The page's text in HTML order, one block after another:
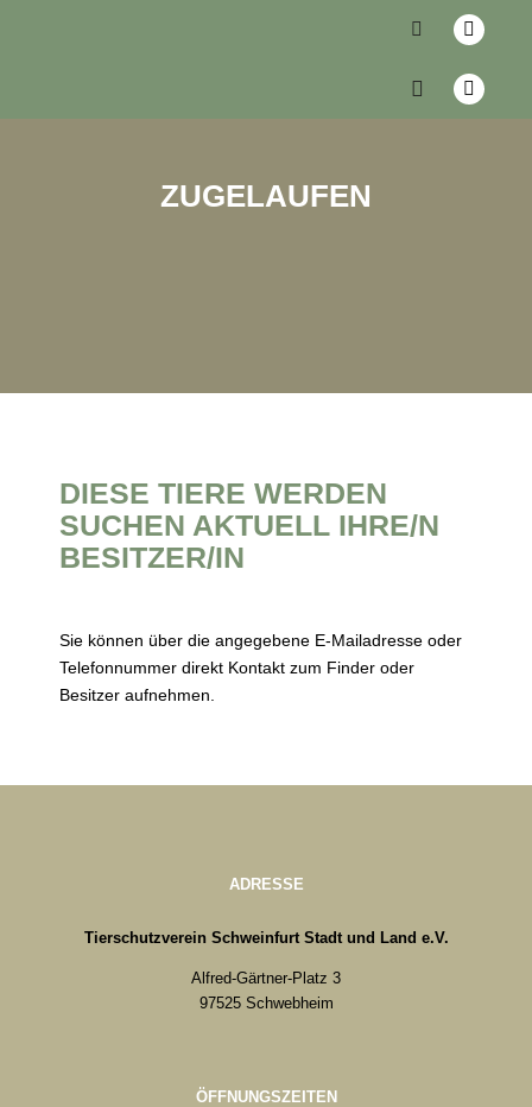
ZUGELAUFEN
DIESE TIERE WERDEN
SUCHEN AKTUELL IHRE/N
BESITZER/IN
Sie können über die angegebene E-Mailadresse oder
Telefonnummer direkt Kontakt zum Finder oder
Besitzer aufnehmen.
ADRESSE
Tierschutzverein Schweinfurt Stadt und Land e.V.
Alfred-Gärtner-Platz 3
97525 Schwebheim
ÖFFNUNGSZEITEN